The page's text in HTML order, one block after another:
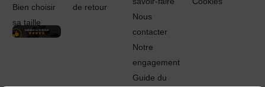
Bien choisir
sa taille
de retour
Nous
contacter
Notre
engagement
Guide du